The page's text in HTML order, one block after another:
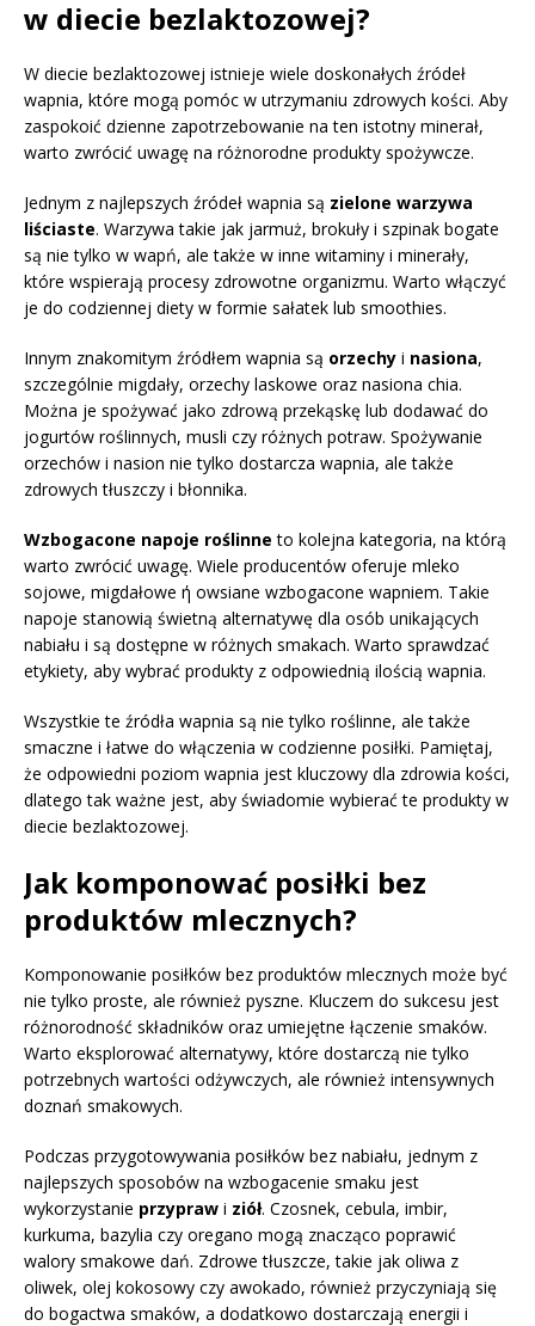
w diecie bezlaktozowej?
W diecie bezlaktozowej istnieje wiele doskonałych źródeł
wapnia, które mogą pomóc w utrzymaniu zdrowych kości. Aby
zaspokoić dzienne zapotrzebowanie na ten istotny minerał,
warto zwrócić uwagę na różnorodne produkty spożywcze.
Jednym z najlepszych źródeł wapnia są zielone warzywa
liściaste. Warzywa takie jak jarmuż, brokuły i szpinak bogate
są nie tylko w wapń, ale także w inne witaminy i minerały,
które wspierają procesy zdrowotne organizmu. Warto włączyć
je do codziennej diety w formie sałatek lub smoothies.
Innym znakomitym źródłem wapnia są orzechy i nasiona,
szczególnie migdały, orzechy laskowe oraz nasiona chia.
Można je spożywać jako zdrową przekąskę lub dodawać do
jogurtów roślinnych, musli czy różnych potraw. Spożywanie
orzechów i nasion nie tylko dostarcza wapnia, ale także
zdrowych tłuszczy i błonnika.
Wzbogacone napoje roślinne to kolejna kategoria, na którą
warto zwrócić uwagę. Wiele producentów oferuje mleko
sojowe, migdałowe ή owsiane wzbogacone wapniem. Takie
napoje stanowią świetną alternatywę dla osób unikających
nabiału i są dostępne w różnych smakach. Warto sprawdzać
etykiety, aby wybrać produkty z odpowiednią ilością wapnia.
Wszystkie te źródła wapnia są nie tylko roślinne, ale także
smaczne i łatwe do włączenia w codzienne posiłki. Pamiętaj,
że odpowiedni poziom wapnia jest kluczowy dla zdrowia kości,
dlatego tak ważne jest, aby świadomie wybierać te produkty w
diecie bezlaktozowej.
Jak komponować posiłki bez
produktów mlecznych?
Komponowanie posiłków bez produktów mlecznych może być
nie tylko proste, ale również pyszne. Kluczem do sukcesu jest
różnorodność składników oraz umiejętne łączenie smaków.
Warto eksplorować alternatywy, które dostarczą nie tylko
potrzebnych wartości odżywczych, ale również intensywnych
doznań smakowych.
Podczas przygotowywania posiłków bez nabiału, jednym z
najlepszych sposobów na wzbogacenie smaku jest
wykorzystanie przypraw i ziół. Czosnek, cebula, imbir,
kurkuma, bazylia czy oregano mogą znacząco poprawić
walory smakowe dań. Zdrowe tłuszcze, takie jak oliwa z
oliwek, olej kokosowy czy awokado, również przyczyniają się
do bogactwa smaków, a dodatkowo dostarczają energii i